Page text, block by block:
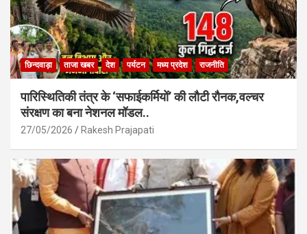
छिन्दवाड़ा ताजा खबर देश पर्यटन मध्य प्रदेश राजनीति
पारिस्थितिकी तंत्र के ‘सफाईकर्मियों’ की लौटी रौनक,वल्चर
संरक्षण का बना नेशनल मॉडल..
27/05/2026 Rakesh Prajapati